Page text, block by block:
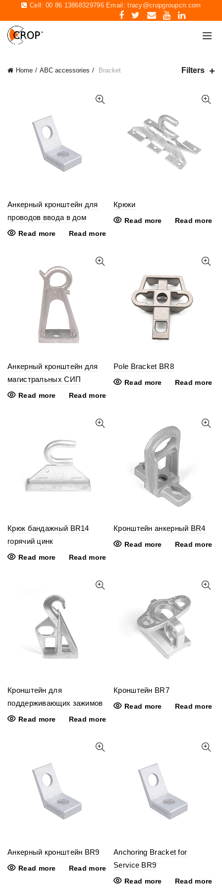
Cell: 00 86 13868329796 Email:tracy@cropgroupcn.com
Home ABC accessories Bracket Filters
Анкерный кронштейн для
проводов ввода в дом
Read more Read more
Крюки
Read more Read more
Анкерный кронштейн для
магистральных СИП
Read more Read more
Pole Bracket BR8
Read more Read more
Крюк бандажный BR14
горячий цинк
Read more Read more
Кронштейн анкерный BR4
Read more Read more
Кронштейн для
поддерживающих зажимов
Read more Read more
Кронштейн BR7
Read more Read more
Анкерный кронштейн BR9
Read more Read more
Anchoring Bracket for
Service BR9
Read more Read more